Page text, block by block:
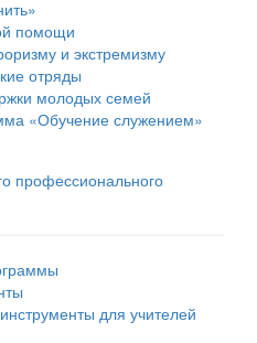
помощи
и экстремизму
отряды
молодых семей
«Обучение служением»
профессионального
для учителей